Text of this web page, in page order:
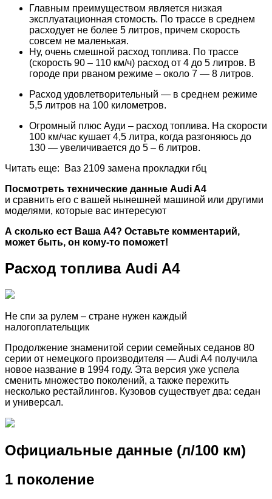
Главным преимуществом является низкая
эксплуатационная стомость. По трассе в среднем
расходует не более 5 литров, причем скорость
совсем не маленькая.
Ну, очень смешной расход топлива. По трассе
(скорость 90 – 110 км/ч) расход от 4 до 5 литров. В
городе при рваном режиме – около 7 — 8 литров.
Расход удовлетворительный — в среднем режиме
5,5 литров на 100 километров.
Огромный плюс Ауди – расход топлива. На скорости
100 км/час кушает 4,5 литра, когда разгоняюсь до
130 — увеличивается до 5 – 6 литров.
Читать еще: Ваз 2109 замена прокладки гбц
Посмотреть технические данные Audi A4
и сравнить его с вашей нынешней машиной или другими
моделями, которые вас интересуют
А сколько ест Ваша A4? Оставьте комментарий,
может быть, он кому-то поможет!
Расход топлива Audi A4
Не спи за рулем – стране нужен каждый
налогоплательщик
Продолжение знаменитой серии семейных седанов 80
серии от немецкого производителя — Audi A4 получила
новое название в 1994 году. Эта версия уже успела
сменить множество поколений, а также пережить
несколько рестайлингов. Кузовов существует два: седан
и универсал.
Официальные данные (л/100 км)
1 поколение